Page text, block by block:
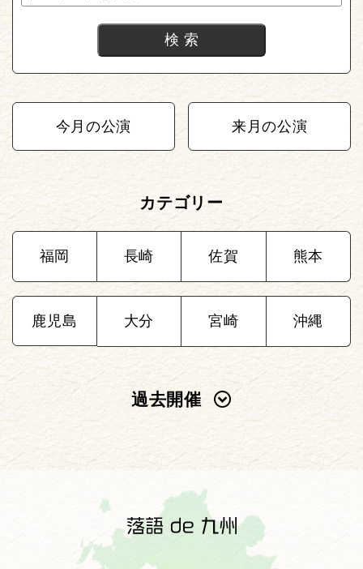
今月の公演 来月の公演
カテゴリー
福岡 長崎 佐賀 熊本
鹿児島 大分 宮崎 沖縄
過去開催
2025年 2024年
2022年